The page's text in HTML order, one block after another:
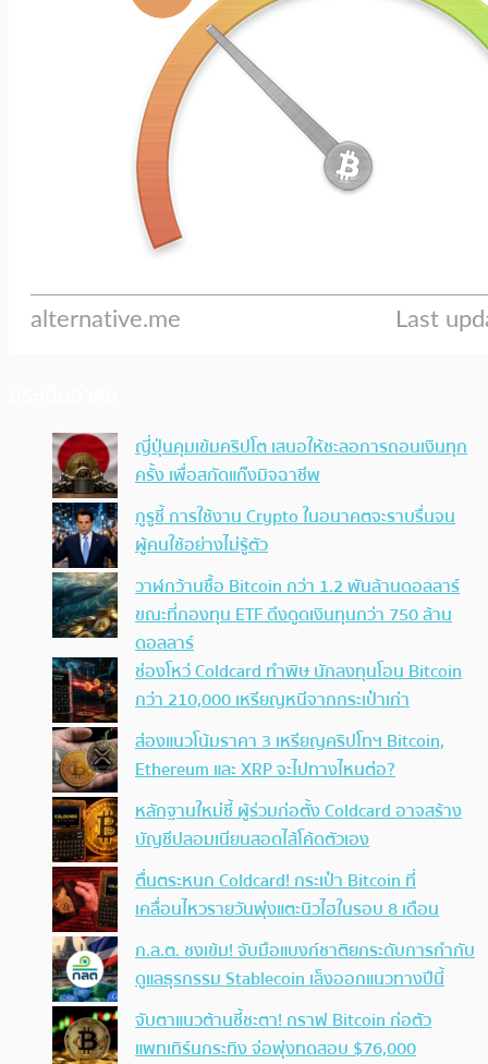
ญี่ปุ่นคุมเข้มคริปโต เสนอให้ชะลอการถอนเงินทุก
ครั้ง เพื่อสกัดแก๊งมิจฉาชีพ
กูรูชี้ การใช้งาน Crypto ในอนาคตจะราบรื่นจน
ผู้คนใช้อย่างไม่รู้ตัว
วาฬกว้านซื้อ Bitcoin กว่า 1.2 พันล้านดอลลาร์
ขณะที่กองทุน ETF ดึงดูดเงินทุนกว่า 750 ล้าน
ดอลลาร์
ช่องโหว่ Coldcard ทำพิษ นักลงทุนโอน Bitcoin
กว่า 210,000 เหรียญหนีจากกระเป๋าเก่า
ส่องแนวโน้มราคา 3 เหรียญคริปโทฯ Bitcoin,
Ethereum และ XRP จะไปทางไหนต่อ?
หลักฐานใหม่ชี้ ผู้ร่วมก่อตั้ง Coldcard อาจสร้าง
บัญชีปลอมเนียนสอดไส้โค้ดตัวเอง
ตื่นตระหนก Coldcard! กระเป๋า Bitcoin ที่
เคลื่อนไหวรายวันพุ่งแตะนิวไฮในรอบ 8 เดือน
ก.ล.ต. ชงเข้ม! จับมือแบงก์ชาติยกระดับการกำกับ
ดูแลธุรกรรม Stablecoin เล็งออกแนวทางปีนี้
จับตาแนวต้านชี้ชะตา! กราฟ Bitcoin ก่อตัว
แพทเทิร์นกระทิง จ่อพุ่งทดสอบ $76,000